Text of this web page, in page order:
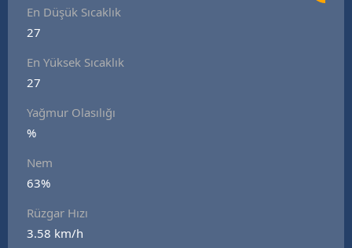
En Düşük Sıcaklık
27
En Yüksek Sıcaklık
27
Yağmur Olasılığı
%
Nem
63%
Rüzgar Hızı
3.58 km/h